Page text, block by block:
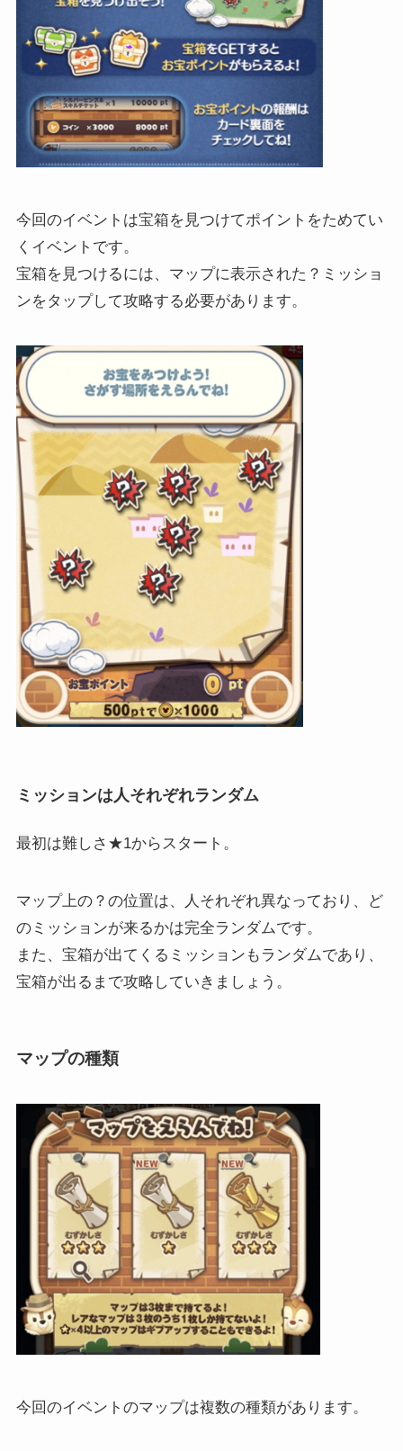
今回のイベントは宝箱を見つけてポイントをためてい
くイベントです。
宝箱を見つけるには、マップに表示された？ミッショ
ンをタップして攻略する必要があります。
ミッションは人それぞれランダム
最初は難しさ★1からスタート。
マップ上の？の位置は、人それぞれ異なっており、ど
のミッションが来るかは完全ランダムです。
また、宝箱が出てくるミッションもランダムであり、
宝箱が出るまで攻略していきましょう。
マップの種類
今回のイベントのマップは複数の種類があります。